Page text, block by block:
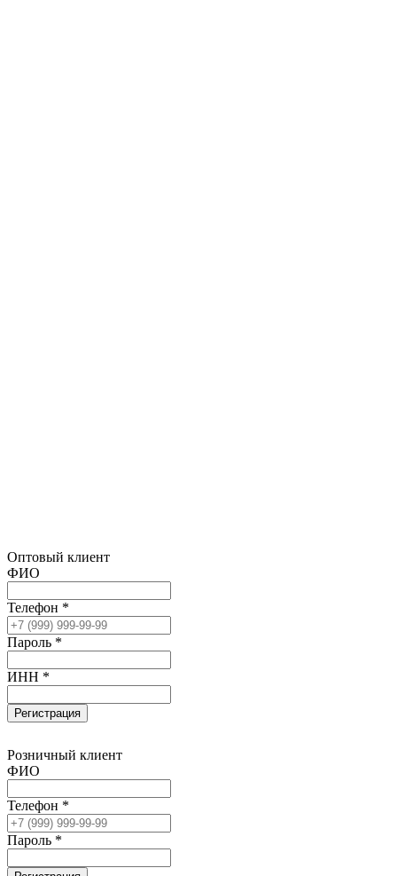
Оптовый клиент
ФИО
Телефон *
Пароль *
ИНН *
Регистрация
Розничный клиент
ФИО
Телефон *
Пароль *